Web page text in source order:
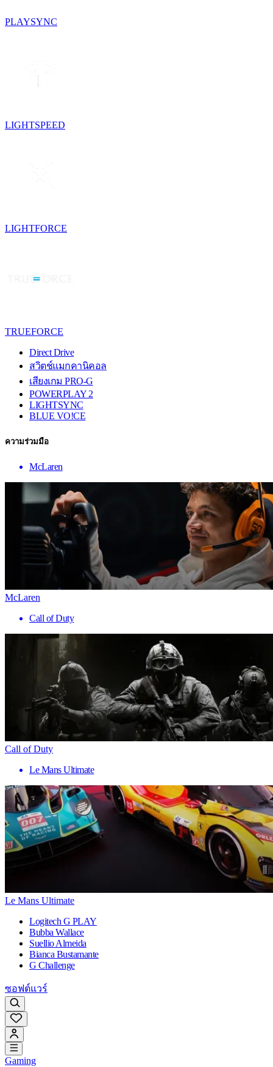
PLAYSYNC
LIGHTSPEED
LIGHTFORCE
TRUEFORCE
Direct Drive
สวิตช์แมกคานิคอล
เสียงเกม PRO-G
POWERPLAY 2
LIGHTSYNC
BLUE VO!CE
ความร่วมมือ
McLaren
McLaren
Call of Duty
Call of Duty
Le Mans Ultimate
Le Mans Ultimate
Logitech G PLAY
Bubba Wallace
Suellio Almeida
Bianca Bustamante
G Challenge
ซอฟต์แวร์
Gaming